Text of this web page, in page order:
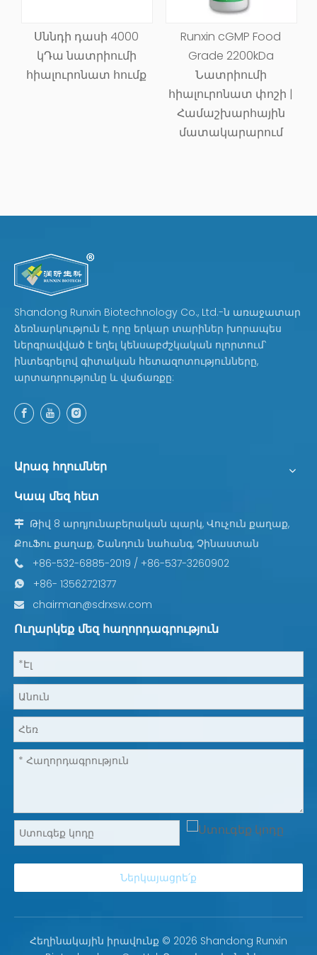
Սննդի դասի 4000
կԴա նատրիումի
հիալուրոնատ հումք
Runxin cGMP Food
Grade 2200kDa
Նատրիումի
հիալուրոնատ փոշի |
Համաշխարհային
մատակարարում
Shandong Runxin Biotechnology Co., Ltd.-ն առաջատար
ձեռնարկություն է, որը երկար տարիներ խորապես
ներգրավված է եղել կենսաբժշկական ոլորտում՝
ինտեգրելով գիտական ​​հետազոտությունները,
արտադրությունը և վաճառքը:
Արագ հղումներ
Կապ մեզ հետ

Թիվ 8 արդյունաբերական պարկ, Վուչուն քաղաք,
ՔուՖու քաղաք, Շանդուն նահանգ, Չինաստան
 +86-532-6885-2019 / +86-537-3260902
 +86- 13562721377
 chairman@sdrxsw.com
Ուղարկեք մեզ հաղորդագրություն
Ներկայացրե՛ք
Հեղինակային իրավունք © 2026 Shandong Runxin